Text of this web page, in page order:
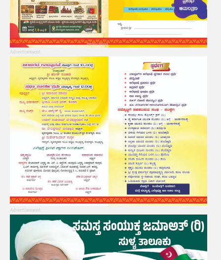
Advertisement
Advertisement